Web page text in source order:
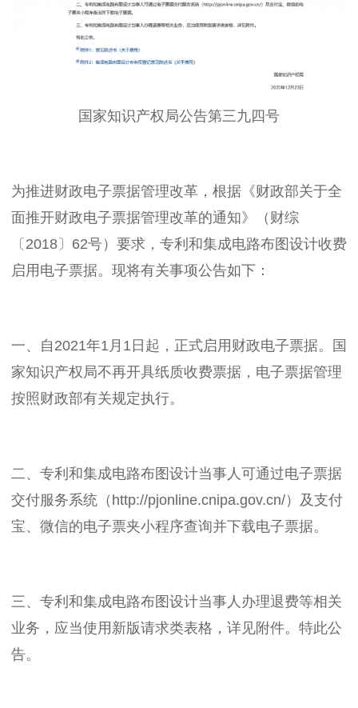
国家知识产权局公告第三九四号
为推进财政电子票据管理改革，根据《财政部关于全
面推开财政电子票据管理改革的通知》（财综
〔2018〕62号）要求，专利和集成电路布图设计收费
启用电子票据。现将有关事项公告如下：
一、自2021年1月1日起，正式启用财政电子票据。国
家知识产权局不再开具纸质收费票据，电子票据管理
按照财政部有关规定执行。
二、专利和集成电路布图设计当事人可通过电子票据
交付服务系统（http://pjonline.cnipa.gov.cn/）及支付
宝、微信的电子票夹小程序查询并下载电子票据。
三、专利和集成电路布图设计当事人办理退费等相关
业务，应当使用新版请求类表格，详见附件。特此公
告。